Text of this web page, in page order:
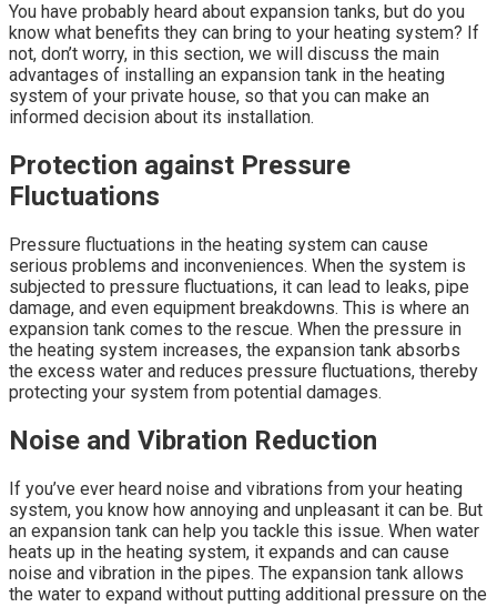
You have probably heard about expansion tanks, but do you
know what benefits they can bring to your heating system? If
not, don’t worry, in this section, we will discuss the main
advantages of installing an expansion tank in the heating
system of your private house, so that you can make an
informed decision about its installation.
Protection against Pressure
Fluctuations
Pressure fluctuations in the heating system can cause
serious problems and inconveniences. When the system is
subjected to pressure fluctuations, it can lead to leaks, pipe
damage, and even equipment breakdowns. This is where an
expansion tank comes to the rescue. When the pressure in
the heating system increases, the expansion tank absorbs
the excess water and reduces pressure fluctuations, thereby
protecting your system from potential damages.
Noise and Vibration Reduction
If you’ve ever heard noise and vibrations from your heating
system, you know how annoying and unpleasant it can be. But
an expansion tank can help you tackle this issue. When water
heats up in the heating system, it expands and can cause
noise and vibration in the pipes. The expansion tank allows
the water to expand without putting additional pressure on the